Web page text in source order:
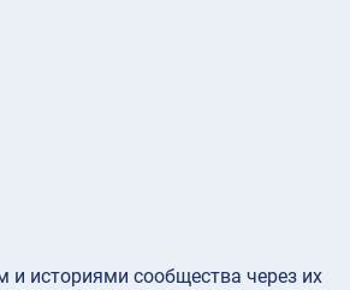
и историями сообщества через их